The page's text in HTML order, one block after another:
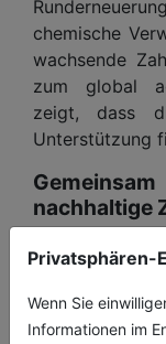
Privatsphären-
Wenn Sie
Informationen im
chemische
wachsende
zum global
zeigt, dass
Unterstützung
nachhaltige
Entwicklungen
im